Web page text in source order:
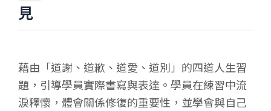
見
藉由「道謝、道歉、道愛、道別」的四道人生習
題，引導學員實際書寫與表達。學員在練習中流
淚釋懷，體會關係修復的重要性，並學會與自己